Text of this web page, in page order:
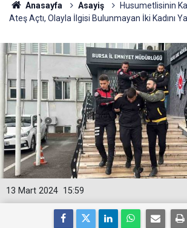
Anasayfa Asayiş
Husumetlisinin
Ateş Açtı, Olayla İlgisi Bulunmayan İki Kadını
15:59
13 Mart 2024